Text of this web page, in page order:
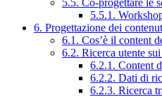
5.5. Co-progettare le
5.5.1.
6. Progettazione dei
6.1. Cos’è il content
6.2. Ricerca utente
6.2.1. Content
6.2.2. Dati di
6.2.3. Ricerca